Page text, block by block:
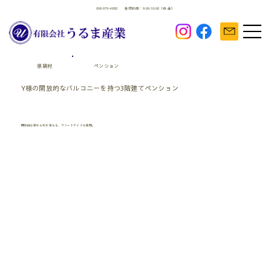
098-979-4888 受付時間：9:00-18:00（月-金）
恩納村 ペンション
Y様の開放的なバルコニーを持つ3階建てペンション
開放的な窓から光が満ちる、リゾートライクな空間。